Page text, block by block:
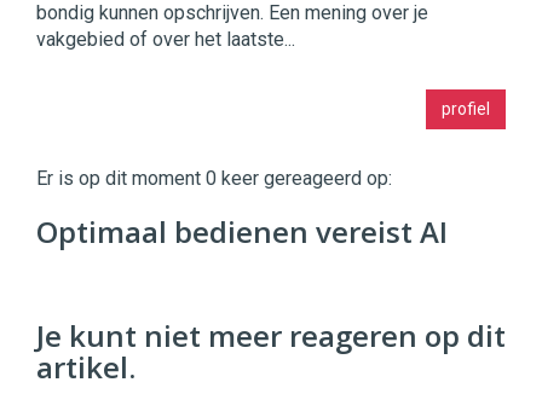
bondig kunnen opschrijven. Een mening over je
vakgebied of over het laatste...
profiel
Commerce https://twinklemagazine.nl
9654
Er is op dit moment 0 keer gereageerd op:
Optimaal bedienen vereist AI
Je kunt niet meer reageren op dit
artikel.